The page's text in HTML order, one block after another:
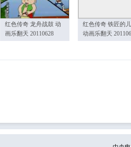
红色传奇 龙舟战鼓 动
画乐翻天 20110628
红色传奇 铁匠的
动画乐翻天